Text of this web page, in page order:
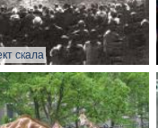
скала